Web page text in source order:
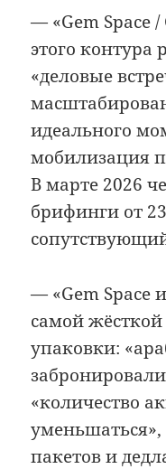
— «Gem Space
этого контура
«деловые
идеального
мобилизация
В марте 2026
брифинги от
— «Gem Space
самой
упаковки:
«количество
пакетов и